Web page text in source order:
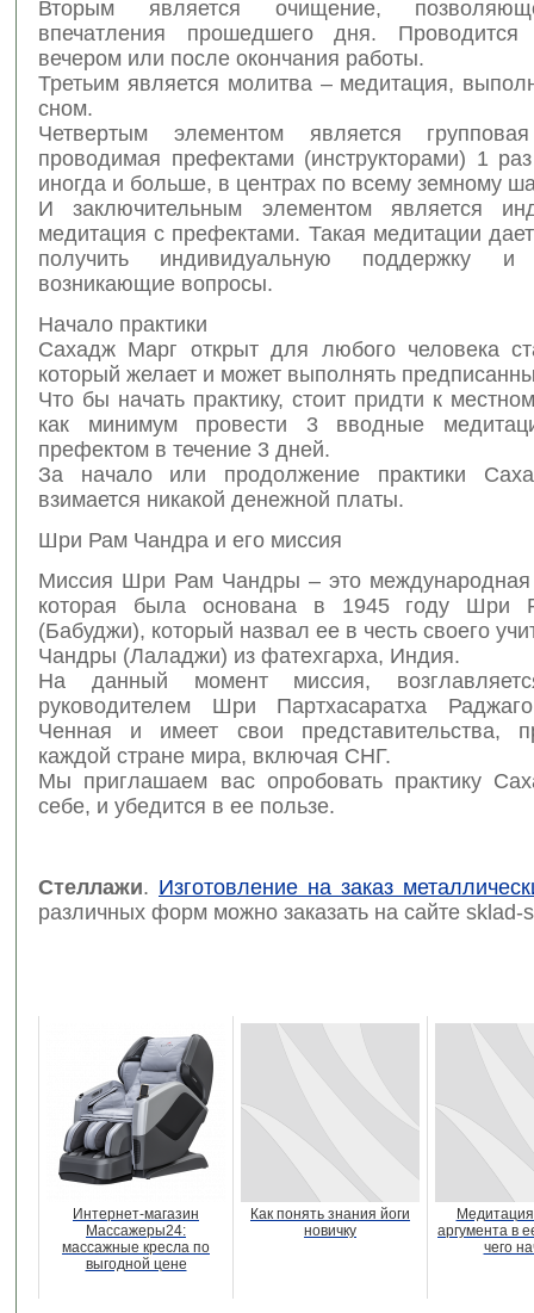
Вторым является очищение,
впечатления прошедшего дня.
вечером или после окончания работы.
Третьим является молитва – медитация,
сном.
Четвертым элементом является
проводимая префектами (инструкторами) 1
иногда и больше, в центрах по всему земному
И заключительным элементом является
медитация с префектами. Такая медитации
получить индивидуальную поддержку
возникающие вопросы.
Начало практики
Сахадж Марг открыт для любого человека
который желает и может выполнять
Что бы начать практику, стоит придти к
как минимум провести 3 вводные
префектом в течение 3 дней.
За начало или продолжение практики
взимается никакой денежной платы.
Шри Рам Чандра и его миссия
Миссия Шри Рам Чандры – это международная
которая была основана в 1945 году Шри
(Бабуджи), который назвал ее в честь своего
Чандры (Лаладжи) из фатехгарха, Индия.
На данный момент миссия,
руководителем Шри Партхасаратха
Ченная и имеет свои представительства,
каждой стране мира, включая СНГ.
Мы приглашаем вас опробовать практику
себе, и убедится в ее пользе.
Стеллажи. Изготовление на заказ
различных форм можно заказать на сайте sklad-
Интернет-магазин
Массажеры24:
массажные кресла по
выгодной цене
Как понять знания йоги
новичку
аргумента в
чего